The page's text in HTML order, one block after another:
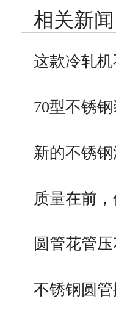
相关新闻
这款冷轧
70型不锈
新的不锈
质量在前
圆管花管
不锈钢圆